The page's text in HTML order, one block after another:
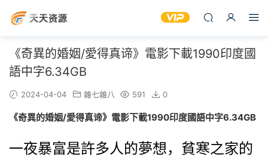
《奇異的婚姻/愛得真谛》電影下載1990印度國
語中字6.34GB
2024-04-04 雜七雜八 591 0
《奇異的婚姻/愛得真谛》電影下載1990印度國語中字6.34GB
一夜暴富是許多人的夢想，貧寒之家的